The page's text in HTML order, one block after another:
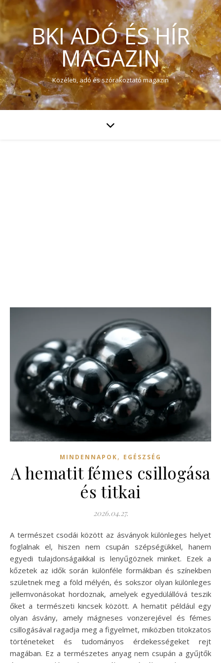
BKI ADÓ ÉS HÍR
MAGAZIN
Közéleti, adó és szórakoztató magazin
MINDENNAPOK, EGÉSZSÉG
A hematit fémes csillogása
és titkai
2026.04.27.
A természet csodái között az ásványok különleges helyet
foglalnak el, hiszen nem csupán szépségükkel, hanem
egyedi tulajdonságaikkal is lenyűgöznek minket. Ezek a
kőzetek az idők során különféle formákban és színekben
születnek meg a föld mélyén, és sokszor olyan különleges
jellemvonásokat hordoznak, amelyek egyedülállóvá teszik
őket a természeti kincsek között. A hematit például egy
olyan ásvány, amely mágneses vonzerejével és fémes
csillogásával ragadja meg a figyelmet, miközben titokzatos
történeteket és tudományos érdekességeket rejt
magában. Ez a természetes anyag nem csupán a gyűjtők